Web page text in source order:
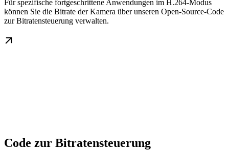
Für spezifische fortgeschrittene Anwendungen im H.264-Modus
können Sie die Bitrate der Kamera über unseren Open-Source-Code
zur Bitratensteuerung verwalten.
Code zur Bitratensteuerung